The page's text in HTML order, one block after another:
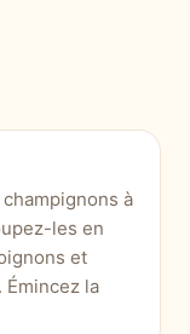
à
les en
et
la